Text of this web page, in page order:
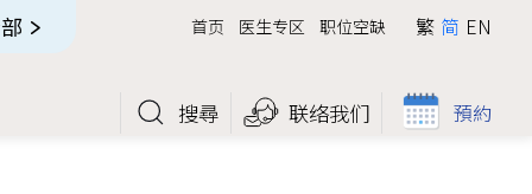
首页 医生专区 职位空缺 繁 简 EN
搜尋 联络我们 預約